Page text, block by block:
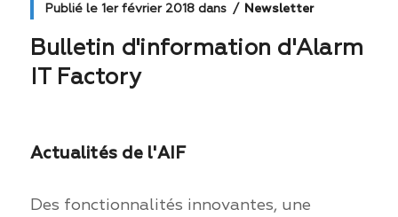
Publié le 1er février 2018dans Newsletter
Bulletin d'information d'Alarm
IT Factory
Actualités de l'AIF
Des fonctionnalités innovantes, une